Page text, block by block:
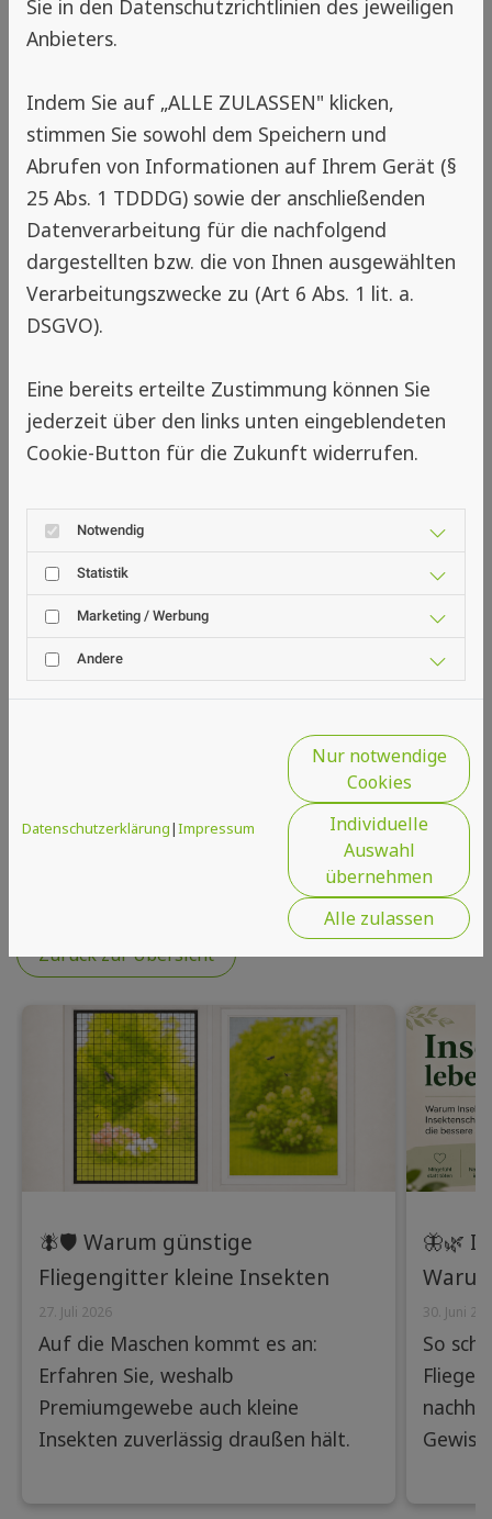
Wenn du die Standortfreigabe auf
hier direkt passende Betriebe mit
Insektenschutz-Expertise aus deiner
Region. So findest du schnell die
richtige Unterstützung – egal ob für
Standardlösungen, größere Umbauten
oder neue Projekte rund um
Insektenschutz.
angezeigt werden, bedeutet das, dass
in deiner Umgebung noch keine
Partner aus unserem Netzwerk
ständig erweitern, lohnt es sich,
regelmäßig vorbeizuschauen.
Das könnte Sie auch interessieren
Zurück zur Übersicht
🪰🛡️ Warum günstige
Fliegengitter kleine Insekten
nicht abhalten – und wie
Premiumgewebe den
Unterschied machen
27. Juli 2026
Auf die Maschen kommt es an:
Erfahren Sie, weshalb
Premiumgewebe auch kleine
Insekten zuverlässig draußen hält.
🦋🌿
30. Juni
So
Sie in den Datenschutzrichtlinien des jeweiligen
Anbieters.
Indem Sie auf „ALLE ZULASSEN" klicken,
stimmen Sie sowohl dem Speichern und
Abrufen von Informationen auf Ihrem Gerät (§
25 Abs. 1 TDDDG) sowie der anschließenden
Datenverarbeitung für die nachfolgend
dargestellten bzw. die von Ihnen ausgewählten
Verarbeitungszwecke zu (Art 6 Abs. 1 lit. a.
DSGVO).
Eine bereits erteilte Zustimmung können Sie
jederzeit über den links unten eingeblendeten
Cookie-Button für die Zukunft widerrufen.
Notwendig
Statistik
Marketing / Werbung
Andere
Datenschutzerklärung|Impressum
Nur notwendige
Cookies
Individuelle
Auswahl
übernehmen
Alle zulassen